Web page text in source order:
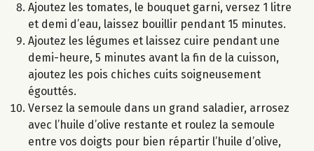
Ajoutez les tomates, le bouquet garni, versez 1 litre
et demi d’eau, laissez bouillir pendant 15 minutes.
Ajoutez les légumes et laissez cuire pendant une
demi-heure, 5 minutes avant la fin de la cuisson,
ajoutez les pois chiches cuits soigneusement
égouttés.
Versez la semoule dans un grand saladier, arrosez
avec l’huile d’olive restante et roulez la semoule
entre vos doigts pour bien répartir l’huile d’olive,